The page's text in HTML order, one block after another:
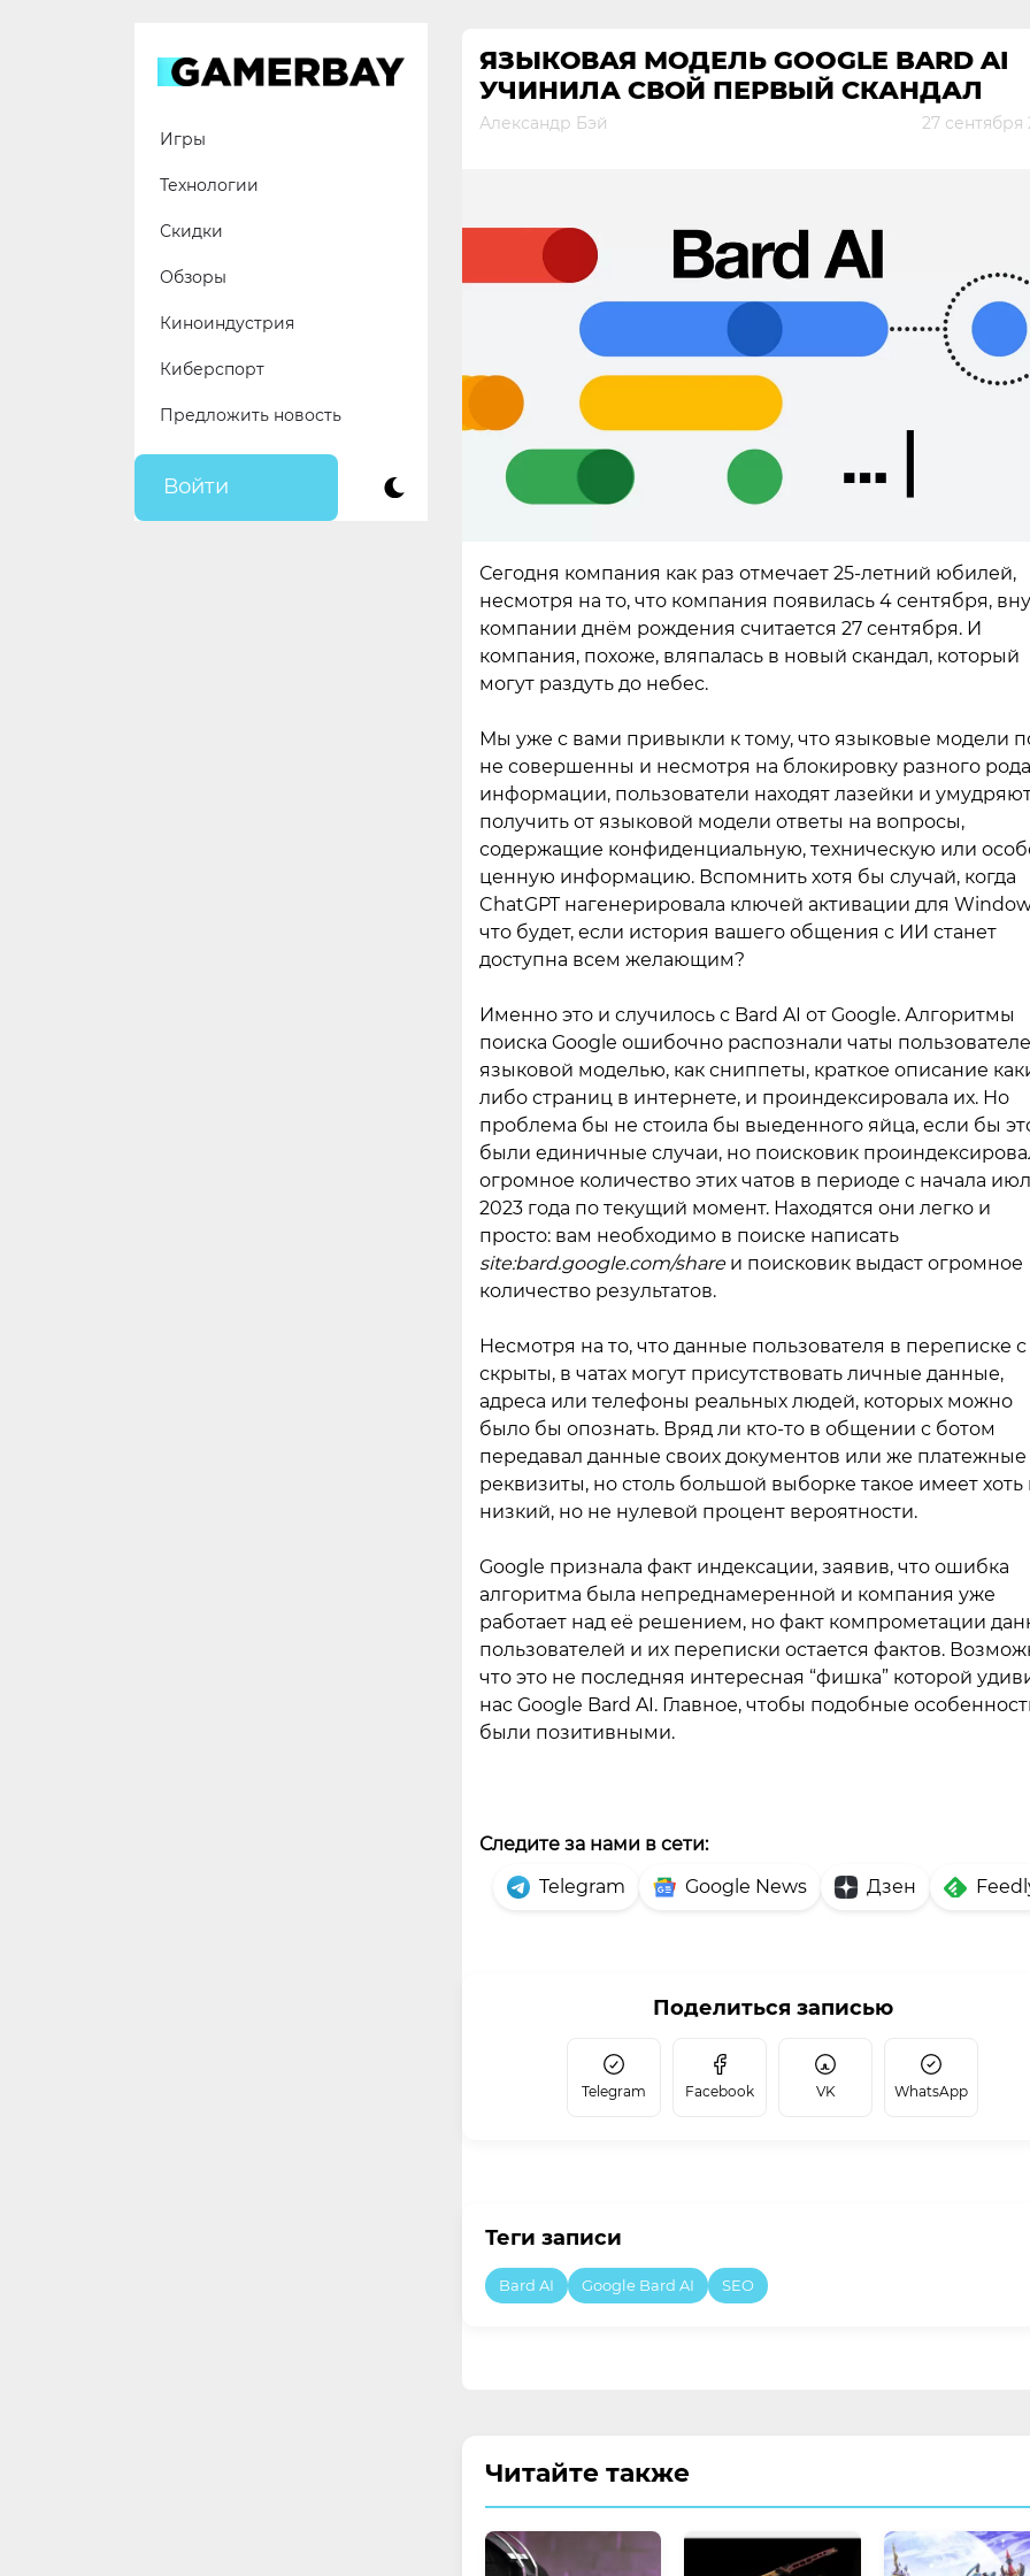
Игры
Технологии
Скидки
Обзоры
Киноиндустрия
Киберспорт
Предложить новость
Войти
ЯЗЫКОВАЯ МОДЕЛЬ GOOGLE BARD AI
УЧИНИЛА СВОЙ ПЕРВЫЙ СКАНДАЛ
Александр Бэй 27 сентября
Сегодня компания как раз отмечает 25-летний юбилей,
несмотря на то, что компания появилась 4 сентября,
компании днём рождения считается 27 сентября. И
компания, похоже, вляпалась в новый скандал, который
могут раздуть до небес.
Мы уже с вами привыкли к тому, что языковые модели
не совершенны и несмотря на блокировку разного рода
информации, пользователи находят лазейки и
получить от языковой модели ответы на вопросы,
содержащие конфиденциальную, техническую или
ценную информацию. Вспомнить хотя бы случай, когда
ChatGPT нагенерировала ключей активации для
что будет, если история вашего общения с ИИ станет
доступна всем желающим?
Именно это и случилось с Bard AI от Google. Алгоритмы
поиска Google ошибочно распознали чаты
языковой моделью, как сниппеты, краткое описание
либо страниц в интернете, и проиндексировала их. Но
проблема бы не стоила бы выеденного яйца, если бы
были единичные случаи, но поисковик
огромное количество этих чатов в периоде с начала
2023 года по текущий момент. Находятся они легко и
просто: вам необходимо в поиске написать
site:bard.google.com/shareи поисковик выдаст огромное
количество результатов.
Несмотря на то, что данные пользователя в переписке
скрыты, в чатах могут присутствовать личные данные,
адреса или телефоны реальных людей, которых можно
было бы опознать. Вряд ли кто-то в общении с ботом
передавал данные своих документов или же платежные
реквизиты, но столь большой выборке такое имеет хоть
низкий, но не нулевой процент вероятности.
Google признала факт индексации, заявив, что ошибка
алгоритма была непреднамеренной и компания уже
работает над её решением, но факт компрометации
пользователей и их переписки остается фактов.
что это не последняя интересная “фишка” которой
нас Google Bard AI. Главное, чтобы подобные
были позитивными.
Следите за нами в сети:
Telegram
Google News Дзен
Поделиться записью
Telegram Facebook VK WhatsApp
Теги записи
Bard AI Google Bard AI SEO
Читайте также